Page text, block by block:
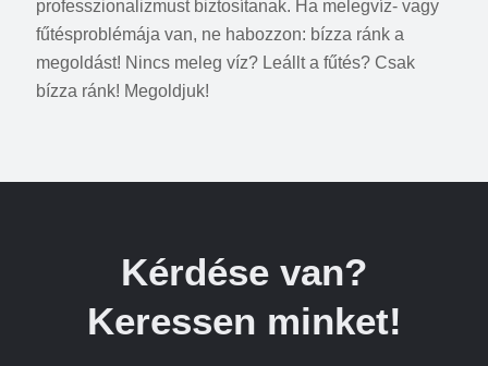
professzionalizmust biztosítanak. Ha melegvíz- vagy
fűtésproblémája van, ne habozzon: bízza ránk a
megoldást! Nincs meleg víz? Leállt a fűtés? Csak
bízza ránk! Megoldjuk!
Kérdése van?
Keressen minket!